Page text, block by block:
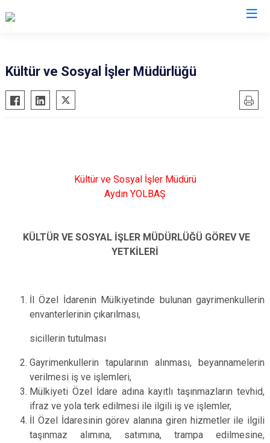
Kültür ve Sosyal İşler Müdürlüğü
Kültür ve Sosyal İşler Müdürü
Aydın YOLBAŞ
KÜLTÜR VE SOSYAL İŞLER MÜDÜRLÜĞÜ GÖREV VE
YETKİLERİ
İl Özel İdarenin Mülkiyetinde bulunan gayrimenkullerin
envanterlerinin çıkarılması,
sicillerin tutulması
Gayrimenkullerin tapularının alınması, beyannamelerin
verilmesi iş ve işlemleri,
Mülkiyeti Özel İdare adına kayıtlı taşınmazların tevhid,
ifraz ve yola terk edilmesi ile ilgili iş ve işlemler,
İl Özel İdaresinin görev alanına giren hizmetler ile ilgili
taşınmaz alımına, satımına, trampa edilmesine,